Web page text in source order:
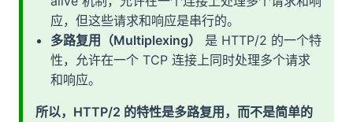
应，但这些请求和响应是串行的。
多路复用（Multiplexing）
是 HTTP/2 的一个特
性，允许在一个 TCP 连接上同时处理多个请求
和响应。
所以，HTTP/2 的特性是多路复用，而不是简单的